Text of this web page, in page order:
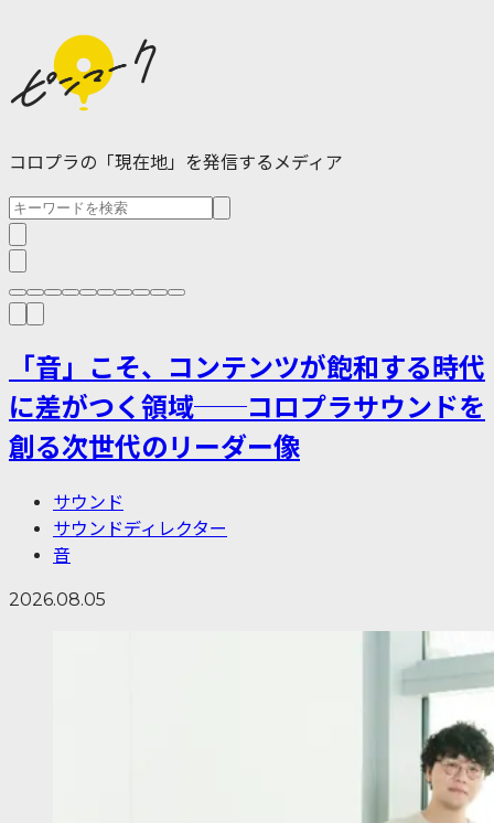
コロプラの「現在地」を発信するメディア
「音」こそ、コンテンツが飽和する時代
に差がつく領域──コロプラサウンドを
創る次世代のリーダー像
サウンド
サウンドディレクター
音
2026.08.05